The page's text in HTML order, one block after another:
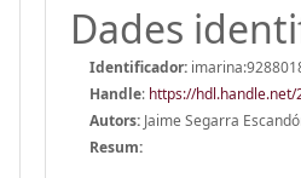
Dades
Identificador:
Handle: https://
Autors: Jaime Segarra
Resum: